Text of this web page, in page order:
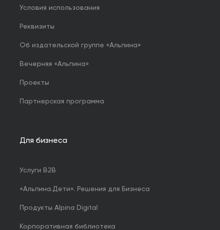
Условия использования
Реквизиты
Об издательской группе «Альпина»
Вечерняя «Альпина»
Проекты
Партнерская программа
Для бизнеса
Услуги B2B
«Альпина.Дети». Решения для Бизнеса
Продукты Alpina Digital
Корпоративная библиотека